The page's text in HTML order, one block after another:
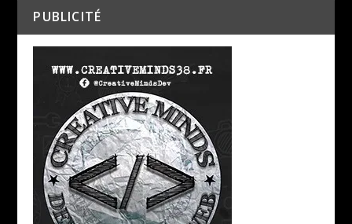
PUBLICITÉ